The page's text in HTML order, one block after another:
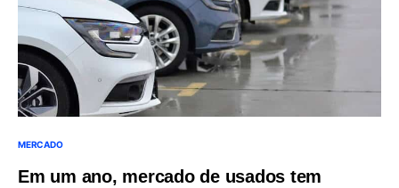
MERCADO
Em um ano, mercado de usados tem